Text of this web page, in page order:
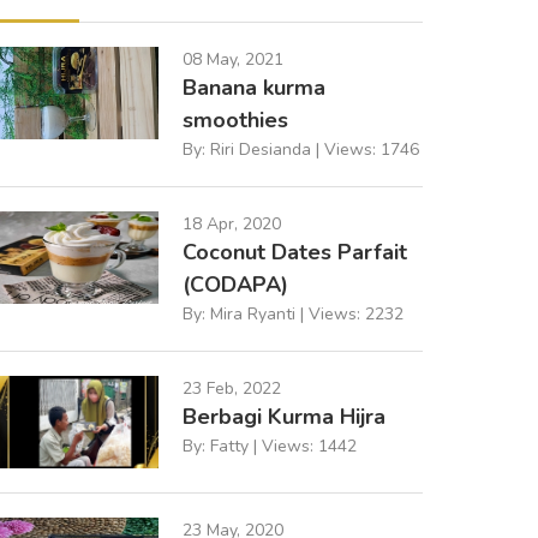
08 May, 2021
Banana kurma
smoothies
By: Riri Desianda | Views: 1746
18 Apr, 2020
Coconut Dates Parfait
(CODAPA)
By: Mira Ryanti | Views: 2232
23 Feb, 2022
Berbagi Kurma Hijra
By: Fatty | Views: 1442
23 May, 2020